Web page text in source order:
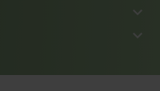
keyboard_arrow_down
keyboard_arrow_down